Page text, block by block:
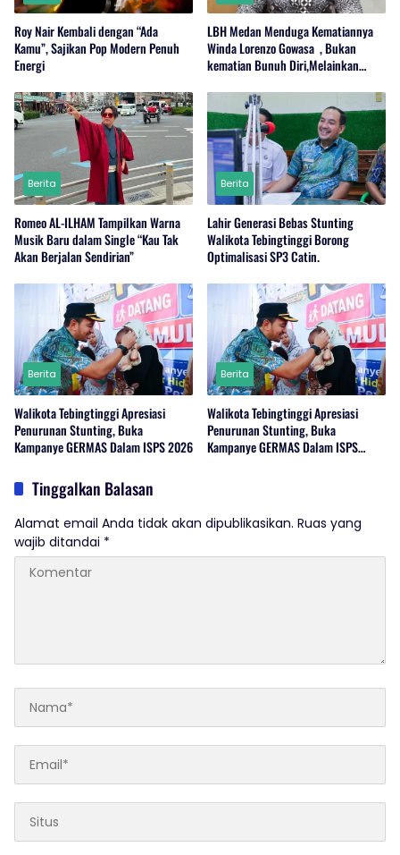
Roy Nair Kembali dengan “Ada
Kamu”, Sajikan Pop Modern Penuh
Energi
LBH Medan Menduga Kematiannya
Winda Lorenzo Gowasa , Bukan
kematian Bunuh Diri,Melainkan
Berita
Romeo AL-ILHAM Tampilkan Warna
Musik Baru dalam Single “Kau Tak
Akan Berjalan Sendirian”
Berita
Lahir Generasi Bebas Stunting
Walikota Tebingtinggi Borong
Optimalisasi SP3 Catin.
Berita
Walikota Tebingtinggi Apresiasi
Penurunan Stunting, Buka
Kampanye GERMAS Dalam ISPS 2026
Berita
Walikota Tebingtinggi Apresiasi
Penurunan Stunting, Buka
Kampanye GERMAS Dalam ISPS
Tinggalkan Balasan
Alamat email Anda tidak akan dipublikasikan. Ruas yang
wajib ditandai *